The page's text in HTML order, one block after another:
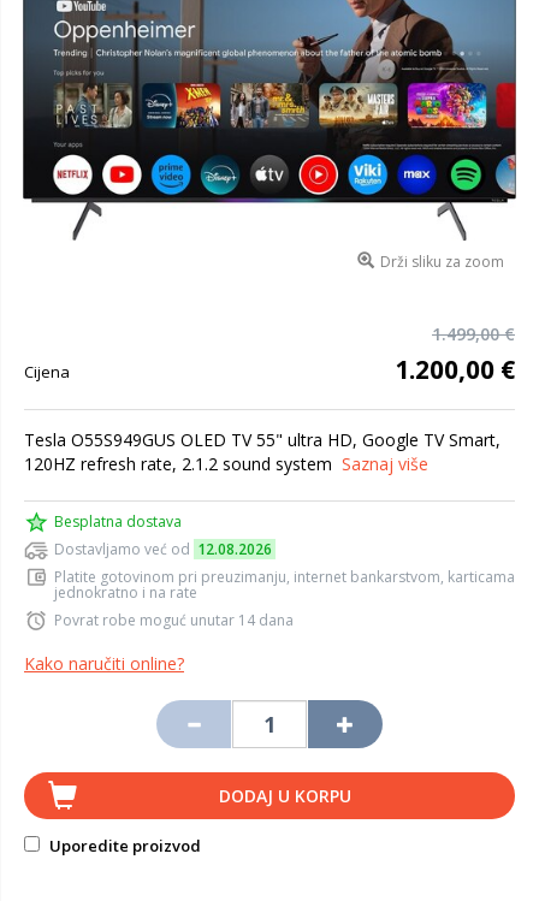
Drži sliku za zoom
1.499,00 €
Cijena 1.200,00 €
Tesla O55S949GUS OLED TV 55" ultra HD, Google TV Smart,
120HZ refresh rate, 2.1.2 sound system Saznaj više
Besplatna dostava
Dostavljamo već od 12.08.2026
Platite gotovinom pri preuzimanju, internet bankarstvom, karticama
jednokratno i na rate
Povrat robe moguć unutar 14 dana
Kako naručiti online?
DODAJ U KORPU
Uporedite proizvod